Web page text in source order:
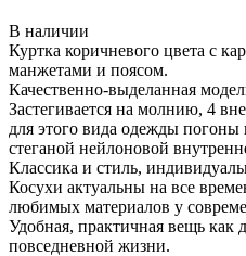
В наличии
Куртка коричневого цвета с
манжетами и поясом.
Качественно-выделанная
Застегивается на молнию, 4
для этого вида одежды погоны
стеганой нейлоновой
Классика и стиль,
Косухи актуальны на все
любимых материалов у
Удобная, практичная вещь как
повседневной жизни.